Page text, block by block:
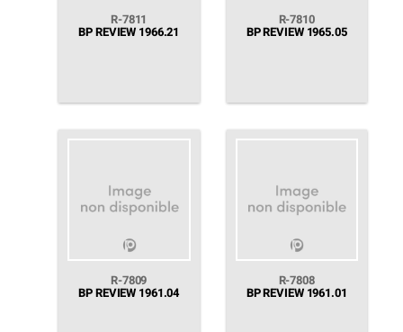
R-7811
BP REVIEW 1966.21
R-7810
BP REVIEW 1965.05
R-7809
BP REVIEW 1961.04
R-7808
BP REVIEW 1961.01